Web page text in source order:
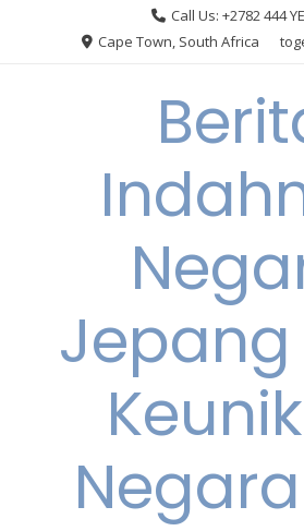
Call Us: +2782 444
Cape Town, South Africa
Jepang